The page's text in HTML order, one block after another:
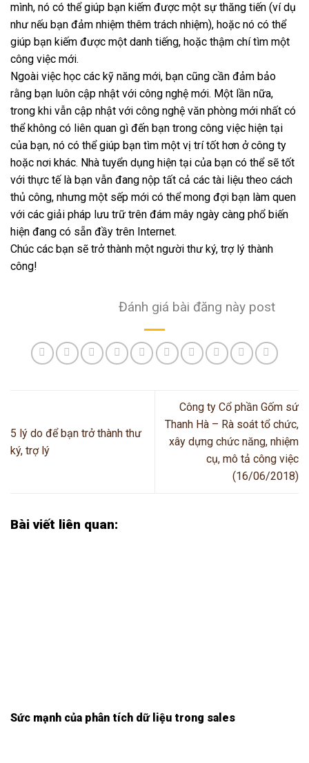
mình, nó có thể giúp bạn kiếm được một sự thăng tiến (ví dụ
như nếu bạn đảm nhiệm thêm trách nhiệm), hoặc nó có thể
giúp bạn kiếm được một danh tiếng, hoặc thậm chí tìm một
công việc mới.
Ngoài việc học các kỹ năng mới, bạn cũng cần đảm bảo
rằng bạn luôn cập nhật với công nghệ mới. Một lần nữa,
trong khi vẫn cập nhật với công nghệ văn phòng mới nhất có
thể không có liên quan gì đến bạn trong công việc hiện tại
của bạn, nó có thể giúp bạn tìm một vị trí tốt hơn ở công ty
hoặc nơi khác. Nhà tuyển dụng hiện tại của bạn có thể sẽ tốt
với thực tế là bạn vẫn đang nộp tất cả các tài liệu theo cách
thủ công, nhưng một sếp mới có thể mong đợi bạn làm quen
với các giải pháp lưu trữ trên đám mây ngày càng phổ biến
hiện đang có sẵn đầy trên Internet.
Chúc các bạn sẽ trở thành một người thư ký, trợ lý thành
công!
Đánh giá bài đăng này post
5 lý do để bạn trở thành thư
ký, trợ lý
Công ty Cổ phần Gốm sứ
Thanh Hà – Rà soát tổ chức,
xây dựng chức năng, nhiệm
cụ, mô tả công việc
(16/06/2018)
Bài viết liên quan:
Sức mạnh của phân tích dữ liệu trong sales